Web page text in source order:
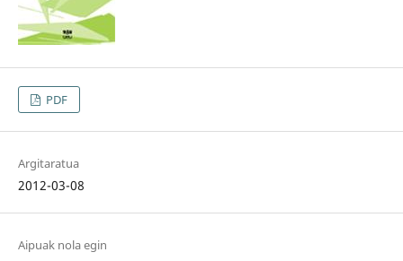
PDF
Argitaratua
2012-03-08
Aipuak nola egin